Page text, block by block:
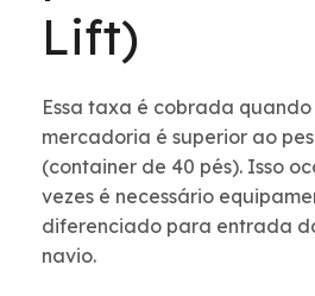
Lift)
Essa taxa é cobrada
mercadoria é superior ao
(container de 40 pés). Isso
vezes é necessário
diferenciado para entrada
navio.